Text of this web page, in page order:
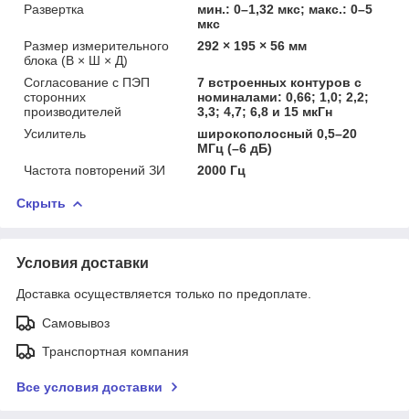
Развертка
мин.: 0–1,32 мкс; макс.: 0–5
мкс
Размер измерительного
блока (В × Ш × Д)
292 × 195 × 56 мм
Согласование с ПЭП
сторонних
производителей
7 встроенных контуров с
номиналами: 0,66; 1,0; 2,2;
3,3; 4,7; 6,8 и 15 мкГн
Усилитель
широкополосный 0,5–20
МГц (–6 дБ)
Частота повторений ЗИ
2000 Гц
Скрыть
Условия доставки
Доставка осуществляется только по предоплате.
Самовывоз
Транспортная компания
Все условия доставки